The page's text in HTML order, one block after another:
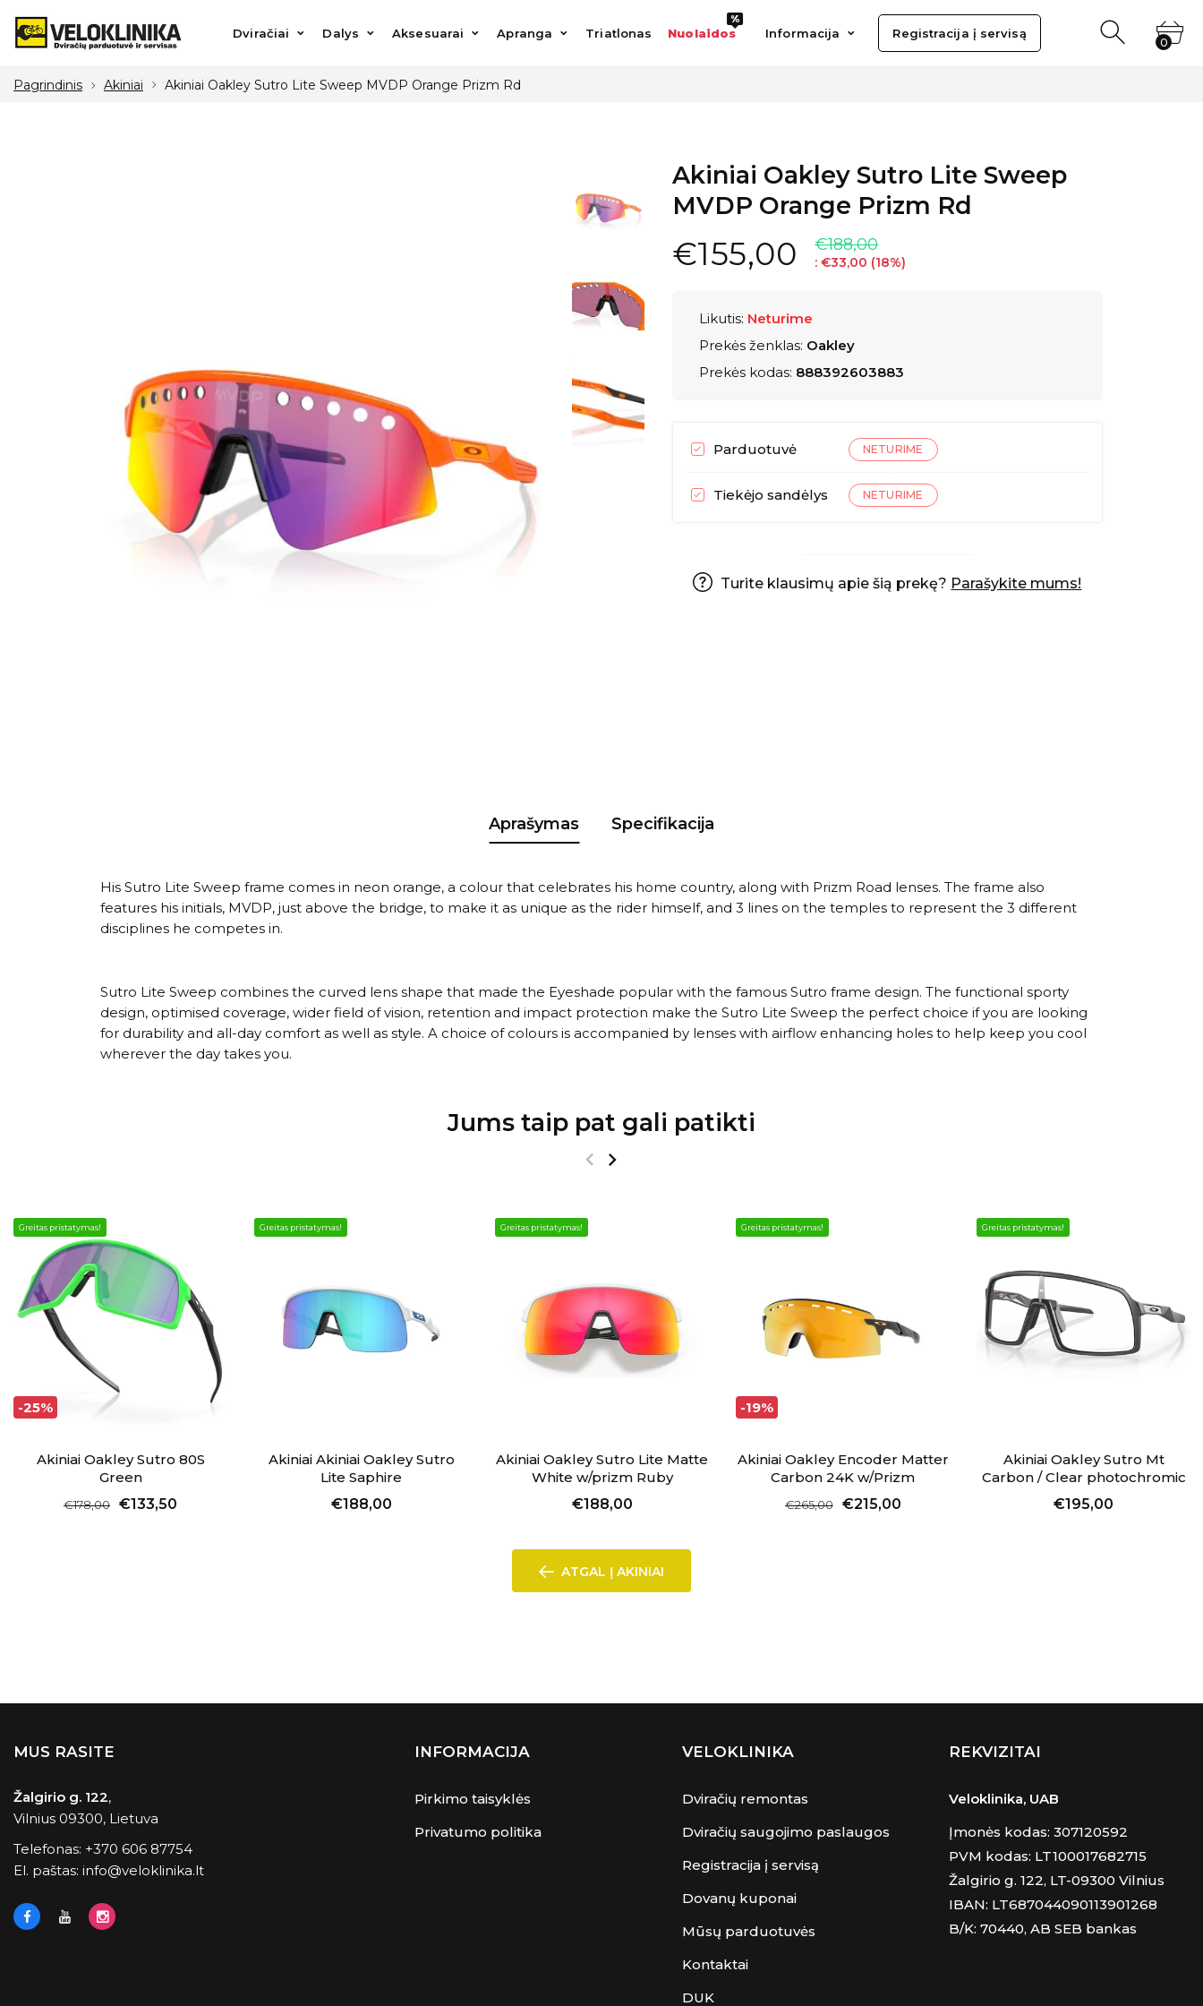
0
Dviračiai Dalys Aksesuarai Apranga Triatlonas Nuolaidos
%
Informacija Registracija į servisą
0
Pagrindinis Akiniai Akiniai Oakley Sutro Lite Sweep MVDP Orange Prizm Rd
Akiniai Oakley Sutro Lite Sweep
MVDP Orange Prizm Rd
€155,00 €188,00
:€33,00 (18%)
Likutis: Neturime
Prekės ženklas: Oakley
Prekės kodas: 888392603883
Parduotuvė NETURIME
Tiekėjo sandėlys NETURIME
Turite klausimų apie šią prekę? Parašykite mums!
Aprašymas Specifikacija
His Sutro Lite Sweep frame comes in neon orange, a colour that celebrates his home country, along with Prizm Road lenses. The frame also
features his initials, MVDP, just above the bridge, to make it as unique as the rider himself, and 3 lines on the temples to represent the 3 different
disciplines he competes in.
Sutro Lite Sweep combines the curved lens shape that made the Eyeshade popular with the famous Sutro frame design. The functional sporty
design, optimised coverage, wider field of vision, retention and impact protection make the Sutro Lite Sweep the perfect choice if you are looking
for durability and all-day comfort as well as style. A choice of colours is accompanied by lenses with airflow enhancing holes to help keep you cool
wherever the day takes you.
Jums taip pat gali patikti
-25%
Greitas pristatymas!
Akiniai Oakley Sutro 80S
Green
€178,00 €133,50
Greitas pristatymas!
Akiniai Akiniai Oakley Sutro
Lite Saphire
€188,00
Greitas pristatymas!
Akiniai Oakley Sutro Lite Matte
White w/prizm Ruby
€188,00
-19%
Greitas pristatymas!
Akiniai Oakley Encoder Matter
Carbon 24K w/Prizm
€265,00 €215,00
Greitas pristatymas!
Akiniai Oakley Sutro Mt
Carbon / Clear photochromic
€195,00
ATGAL Į AKINIAI
MUS RASITE
Žalgirio g. 122,
Vilnius 09300, Lietuva
Telefonas: +370 606 87754
El. paštas: info@veloklinika.lt
INFORMACIJA
Pirkimo taisyklės
Privatumo politika
VELOKLINIKA
Dviračių remontas
Dviračių saugojimo paslaugos
Registracija į servisą
Dovanų kuponai
Mūsų parduotuvės
Kontaktai
DUK
REKVIZITAI
Veloklinika, UAB
Įmonės kodas: 307120592
PVM kodas: LT100017682715
Žalgirio g. 122, LT-09300 Vilnius
IBAN: LT687044090113901268
B/K: 70440, AB SEB bankas